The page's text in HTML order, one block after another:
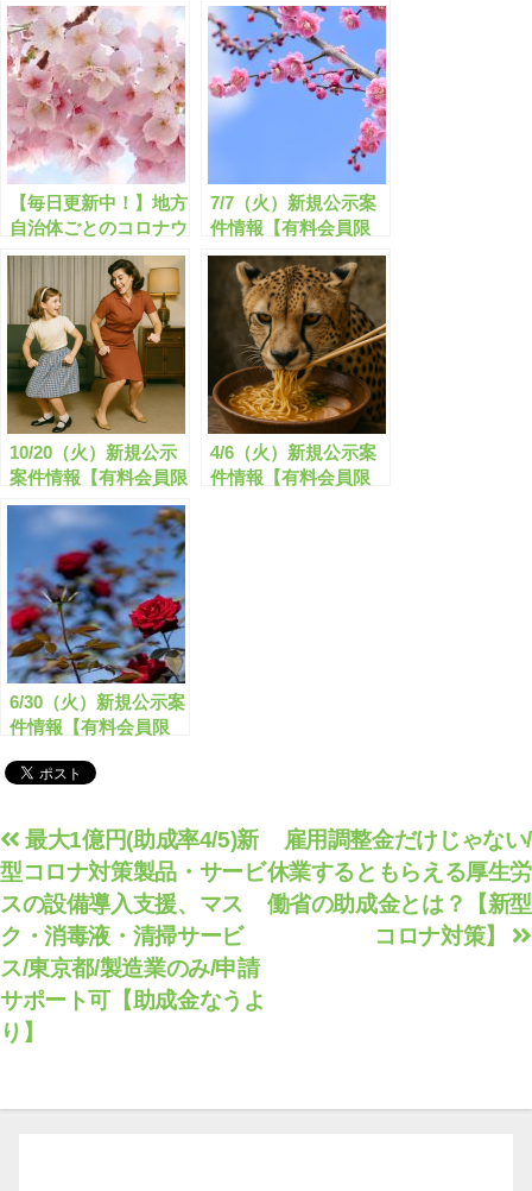
【毎日更新中！】地方
自治体ごとのコロナウ
イルスに関する助成金
速報!!【有料会員限
定】
7/7（火）新規公示案
件情報【有料会員限
定】
10/20（火）新規公示
案件情報【有料会員限
定】
4/6（火）新規公示案
件情報【有料会員限
6/30（火）新規公示案
件情報【有料会員限
投
稿
ナ
ビ
ゲ
ー
ョ
雇用調整金だけじゃない/
休業するともらえる厚生労
働省の助成金とは？【新型
コロナ対策】
最大1億円(助成率4/5)新
型コロナ対策製品・サービ
スの設備導入支援、マス
ク・消毒液・清掃サービ
ス/東京都/製造業のみ/申請
サポート可【助成金なうよ
り】